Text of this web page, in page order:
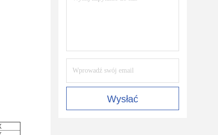
Wysłać